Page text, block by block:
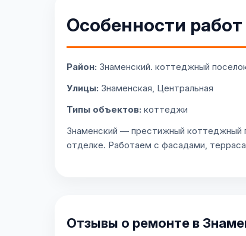
Особенности
Район: Знаменский. коттеджный
Улицы: Знаменская, Центральная
Типы объектов: коттеджи
Знаменский — престижный коттеджный
отделке. Работаем с фасадами,
Отзывы о ремонте в